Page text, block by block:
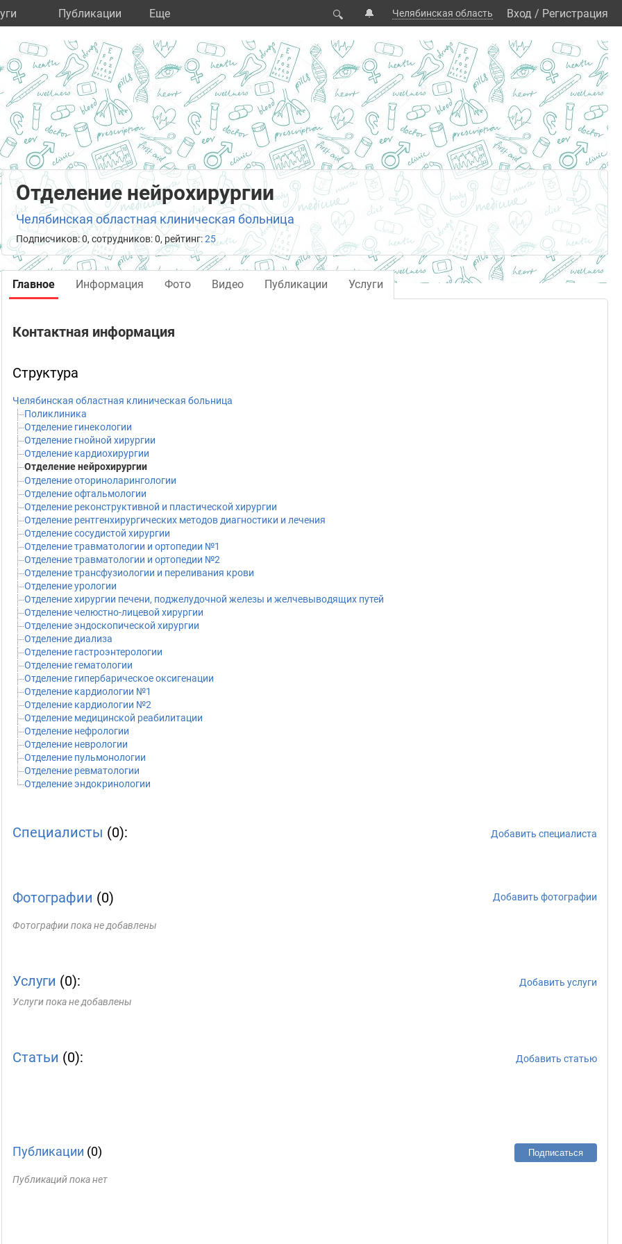
Публикации Eще 🔍 🔔 Челябинская область Вход / Регистрация
Отделение нейрохирургии
Челябинская областная клиническая больница
Подписчиков: 0, сотрудников: 0, рейтинг:25
Главное Информация Фото Видео Публикации Услуги
Контактная информация
Структура
Челябинская областная клиническая больница
Поликлиника
Отделение гинекологии
Отделение гнойной хирургии
Отделение кардиохирургии
Отделение нейрохирургии
Отделение оториноларингологии
Отделение офтальмологии
Отделение реконструктивной и пластической хирургии
Отделение рентгенхирургических методов диагностики и лечения
Отделение сосудистой хирургии
Отделение травматологии и ортопедии №1
Отделение травматологии и ортопедии №2
Отделение трансфузиологии и переливания крови
Отделение урологии
Отделение хирургии печени, поджелудочной железы и желчевыводящих путей
Отделение челюстно-лицевой хирургии
Отделение эндоскопической хирургии
Отделение диализа
Отделение гастроэнтерологии
Отделение гематологии
Отделение гипербарическое оксигенации
Отделение кардиологии №1
Отделение кардиологии №2
Отделение медицинской реабилитации
Отделение нефрологии
Отделение неврологии
Отделение пульмонологии
Отделение ревматологии
Отделение эндокринологии
Специалисты (0): Добавить специалиста
Фотографии (0) Добавить фотографии
Фотографии пока не добавлены
Услуги (0):
Добавить услуги
Услуги пока не добавлены
Статьи (0): Добавить статью
Публикации (0) Подписаться
Публикаций пока нет